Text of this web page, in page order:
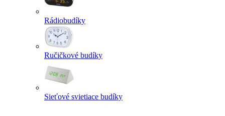
Rádiobudíky
Ručičkové budíky
Sieťové svietiace budíky